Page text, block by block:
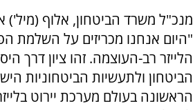
מנכ"ל משרד הביטחון, אלוף (מיל')
"היום אנחנו מכריזים על השלמת
הלייזר רב-העוצמה. זהו ציון דרך
הביטחון ולתעשיות הביטחוניות
הראשונה בעולם מערכת יירוט